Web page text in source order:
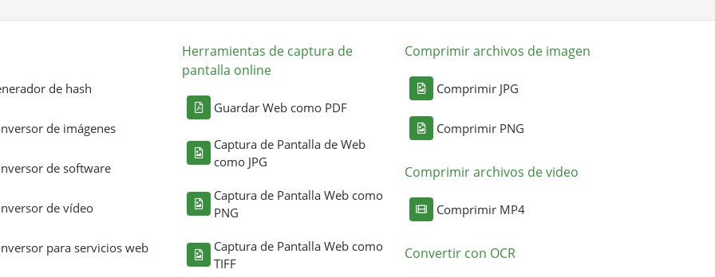
de hash
de imágenes
de software
de vídeo
para servicios web
Herramientas de captura de
pantalla online
Guardar Web como PDF
Captura de Pantalla de Web
como JPG
Captura de Pantalla Web como
PNG
Captura de Pantalla Web como
TIFF
Comprimir archivos de imagen
Comprimir JPG
Comprimir PNG
Comprimir archivos de video
Comprimir MP4
Convertir con OCR